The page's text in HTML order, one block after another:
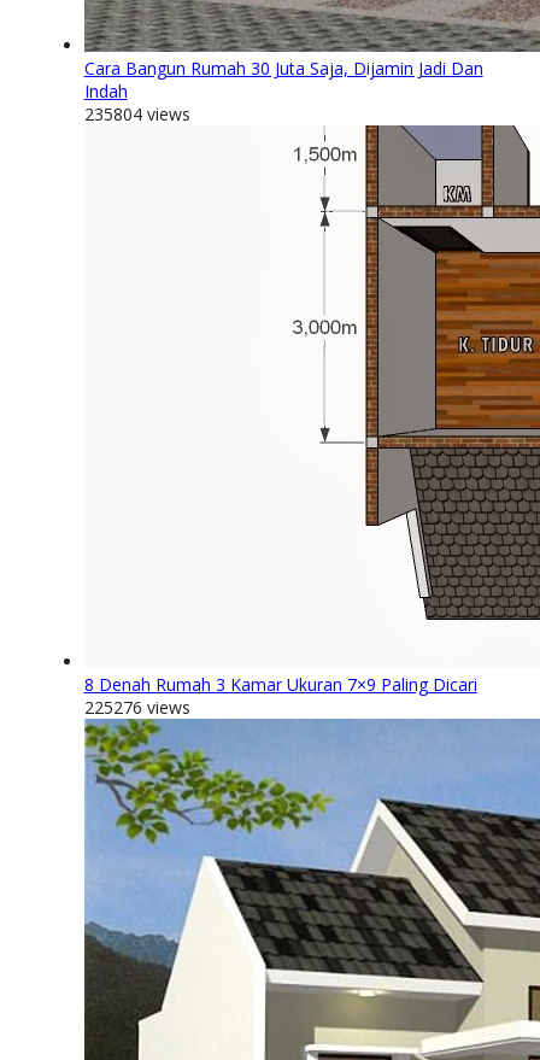
Cara Bangun Rumah 30 Juta Saja, Dijamin Jadi Dan
Indah
235804 views
8 Denah Rumah 3 Kamar Ukuran 7×9 Paling Dicari
225276 views